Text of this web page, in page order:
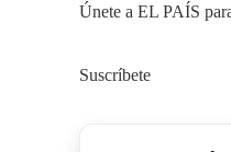
Únete a EL PAÍS
Suscríbete